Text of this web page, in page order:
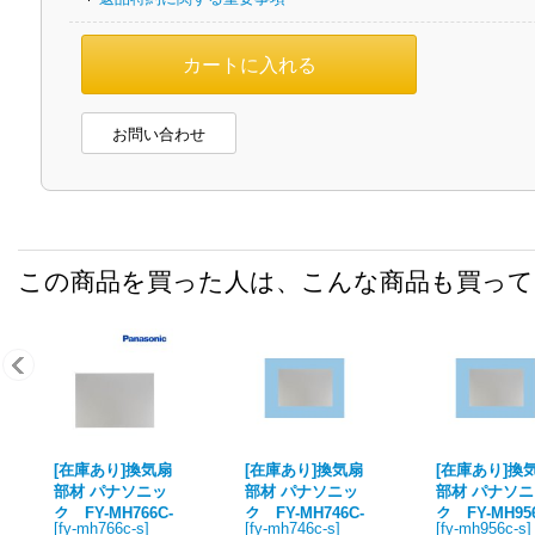
お問い合わせ
この商品を買った人は、こんな商品も買っ
[在庫あり]換気扇
部材 パナソニッ
ク FY-MH766C-
[fy-mh766c-s]
[在庫あり]換気扇
部材 パナソニッ
ク FY-MH746C-
[fy-mh746c-s]
[在庫あり]換
部材 パナソ
ク FY-
[fy-mh956c-s]